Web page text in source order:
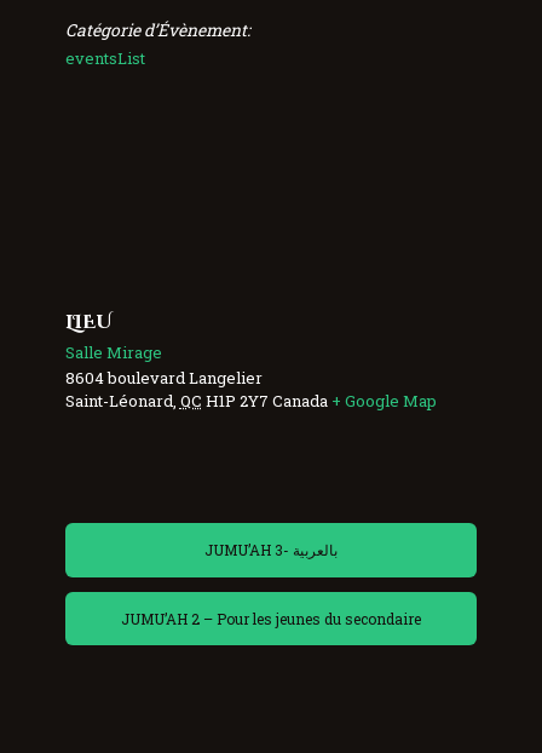
Catégorie d’Évènement:
eventsList
LIEU
Salle Mirage
8604 boulevard Langelier
Saint-Léonard, QC H1P 2Y7 Canada + Google Map
JUMU’AH 3- بالعربية
JUMU’AH 2 – Pour les jeunes du secondaire